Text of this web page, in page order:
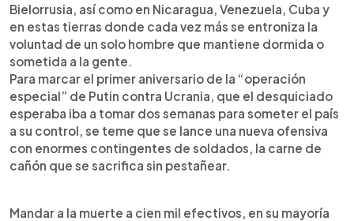
Bielorrusia, así como en Nicaragua, Venezuela, Cuba y
en estas tierras donde cada vez más se entroniza la
voluntad de un solo hombre que mantiene dormida o
sometida a la gente.
Para marcar el primer aniversario de la “operación
especial” de Putin contra Ucrania, que el desquiciado
esperaba iba a tomar dos semanas para someter el país
a su control, se teme que se lance una nueva ofensiva
con enormes contingentes de soldados, la carne de
cañón que se sacrifica sin pestañear.
Mandar a la muerte a cien mil efectivos, en su mayoría